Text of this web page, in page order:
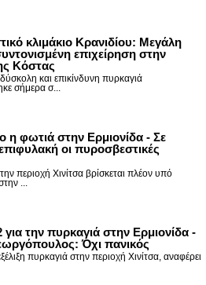
κλιμάκιο Κρανιδίου: Μεγάλη
επιχείρηση στην
Κόστας
δύσκολη και επικίνδυνη πυρκαγιά
σήμερα σ...
η φωτιά στην Ερμιονίδα - Σε
οι πυροσβεστικές
περιοχή Χινίτσα βρίσκεται πλέον υπό
...
την πυρκαγιά στην Ερμιονίδα -
Όχι πανικός
πυρκαγιά στην περιοχή Χινίτσα, αναφέρει